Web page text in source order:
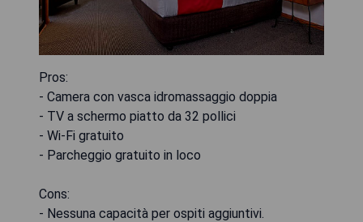
Pros:
- Camera con vasca idromassaggio doppia
- TV a schermo piatto da 32 pollici
- Wi-Fi gratuito
- Parcheggio gratuito in loco
Cons:
- Nessuna capacità per ospiti aggiuntivi.